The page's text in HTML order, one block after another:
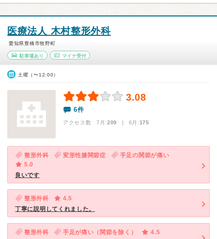
医療法人 木村整形外科
愛知県豊橋市牧野町
駐車場あり マイナ受付
土曜（〜12:00）
3.08
6件
アクセス数 7月:209 | 6月:175
整形外科 変形性膝関節症
手足の関節が痛い
5.0
良いです
整形外科
4.5
丁寧に説明してくれました。
整形外科 手足が痛い（関節を除く）
4.5